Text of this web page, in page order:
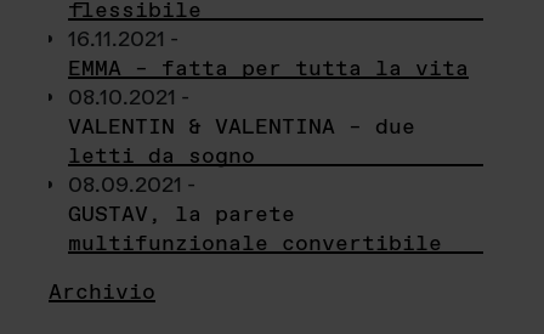
flessibile
16.11.2021 -
EMMA – fatta per tutta la vita
08.10.2021 -
VALENTIN & VALENTINA – due
letti da sogno
08.09.2021 -
GUSTAV, la parete
multifunzionale convertibile
Archivio